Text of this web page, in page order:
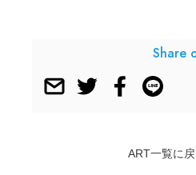
Share
ART一覧に戻